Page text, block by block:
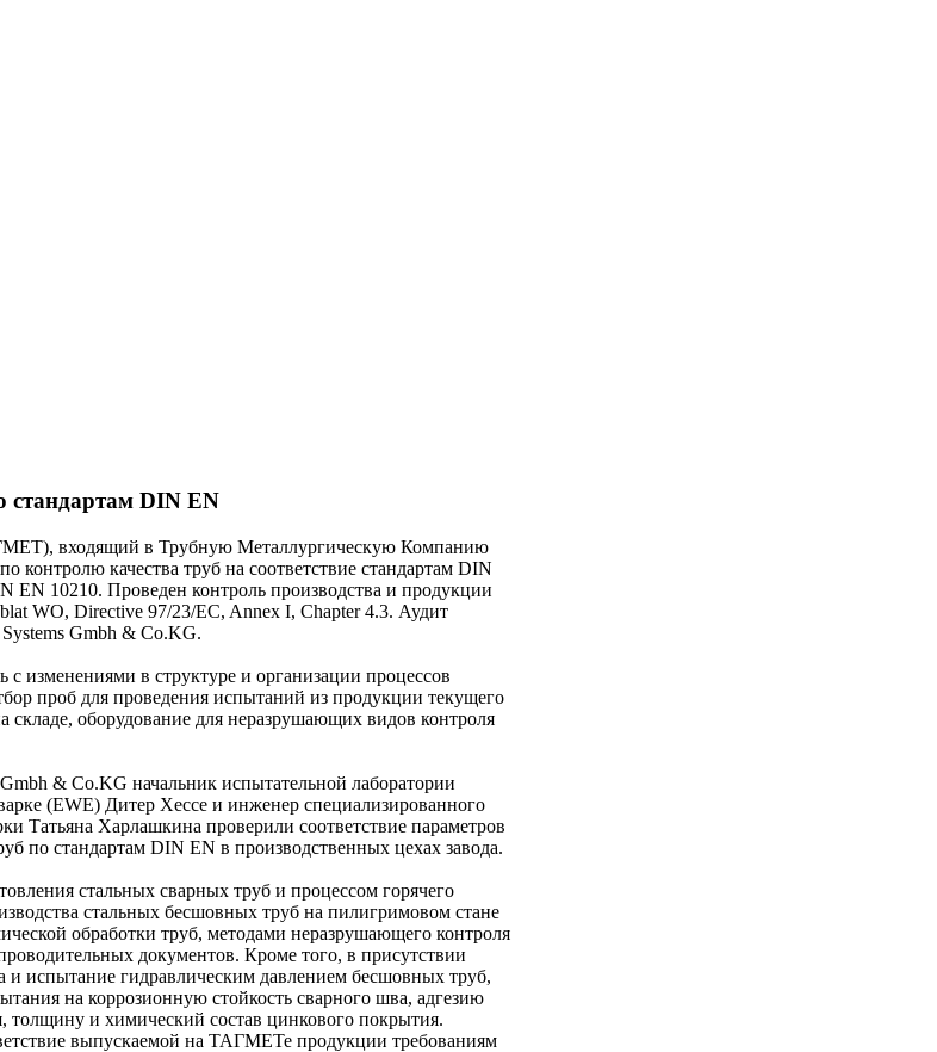
DIN EN
входящий в Трубную Металлургическую Компанию
качества труб на соответствие стандартам DIN
10210. Проведен контроль производства и продукции
WO, Directive 97/23/EC, Annex I, Chapter 4.3. Аудит
Gmbh & Co.KG.
изменениями в структуре и организации процессов
проб для проведения испытаний из продукции текущего
оборудование для неразрушающих видов контроля
& Co.KG начальник испытательной лаборатории
(EWE) Дитер Хессе и инженер специализированного
Татьяна Харлашкина проверили соответствие параметров
по стандартам DIN EN в производственных цехах завода.
стальных сварных труб и процессом горячего
стальных бесшовных труб на пилигримовом стане
обработки труб, методами неразрушающего контроля
документов. Кроме того, в присутствии
и испытание гидравлическим давлением бесшовных труб,
на коррозионную стойкость сварного шва, адгезию
и химический состав цинкового покрытия.
выпускаемой на ТАГМЕТе продукции требованиям